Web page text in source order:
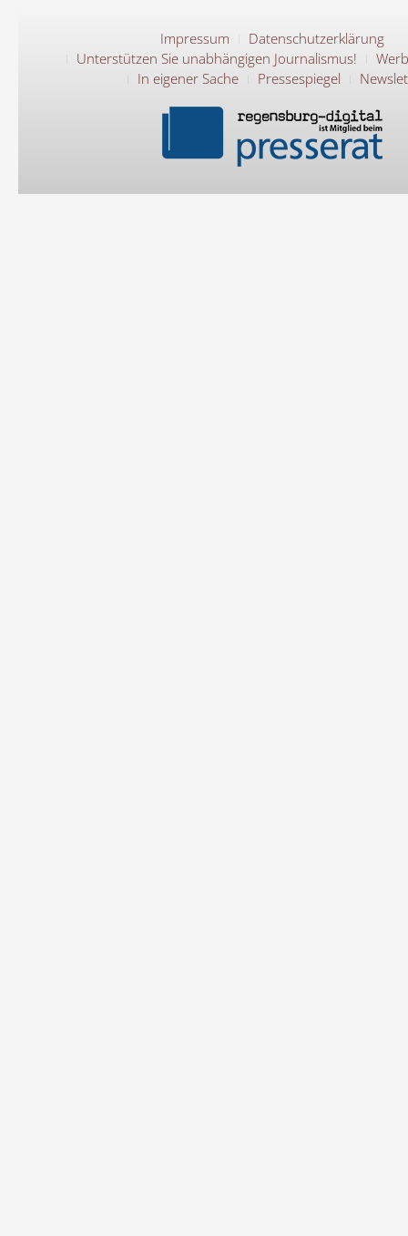
Impressum
Datenschutzerklärung
Unterstützen Sie unabhängigen Journalismus!
In eigener Sache
Pressespiegel